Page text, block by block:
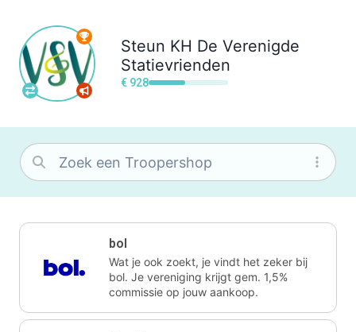
Steun KH De Verenigde
Statievrienden
€ 928
bol
Wat je ook zoekt, je vindt het zeker bij
bol. Je vereniging krijgt gem. 1,5%
commissie op jouw aankoop.